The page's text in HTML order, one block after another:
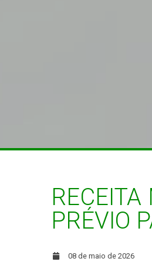
PRÉVIO
08 de maio de 2026